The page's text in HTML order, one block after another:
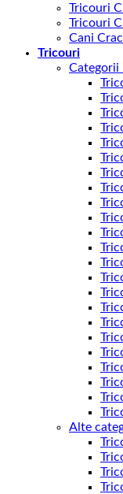
Tricouri
Tricouri
Cani
Tricouri
Categorii
Alte